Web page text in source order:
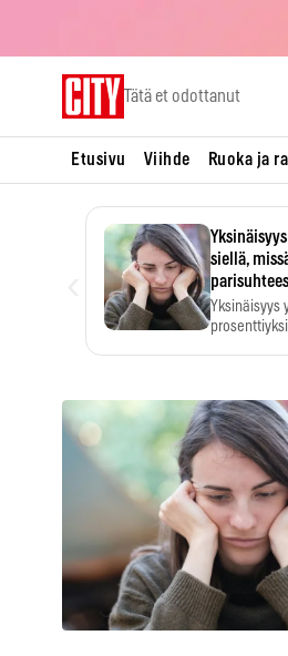
Tätä et odottanut
Etusivu Viihde Ruoka ja
siellä,
Yksinäisyys